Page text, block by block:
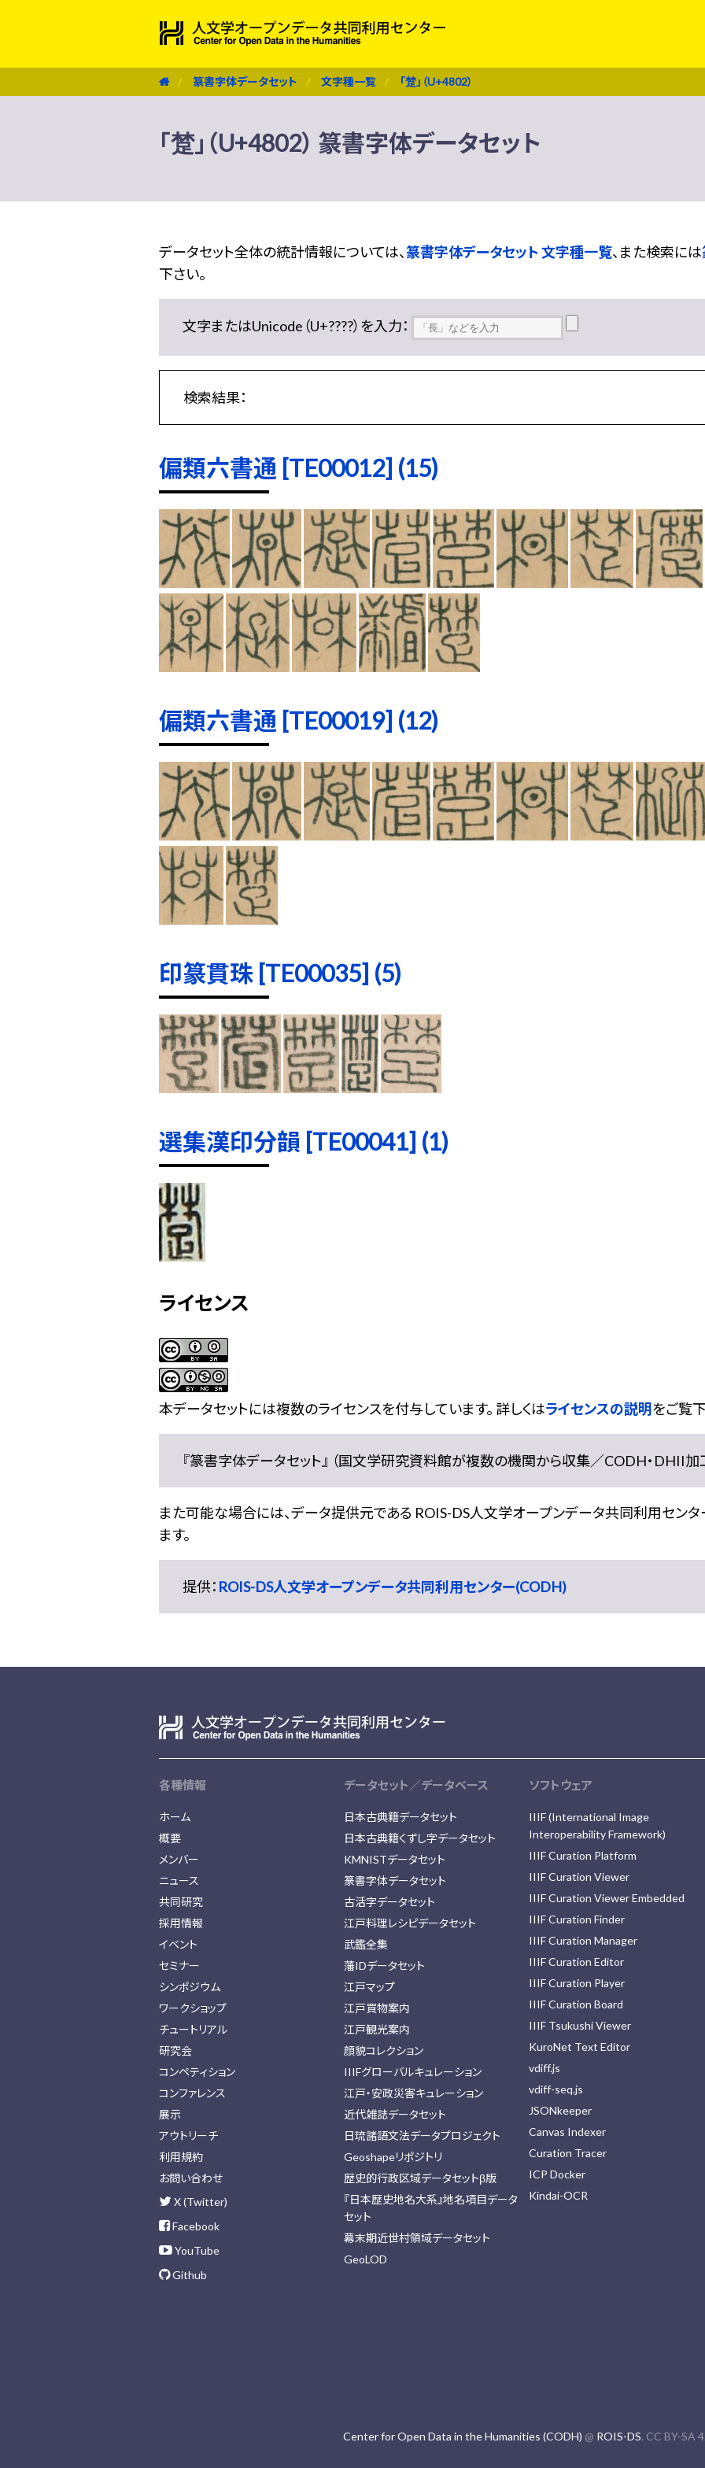
篆書字体データセット 文字種一覧 「䠂」（U+4802）
「䠂」（U+4802） 篆書字体データセット
データセット全体の統計情報については、篆書字体データセット 文字種一覧、また検索には
下さい。
文字またはUnicode（U+????）を入力：
検索結果：
偏類六書通 [TE00012] (15)
偏類六書通 [TE00019] (12)
印篆貫珠 [TE00035] (5)
選集漢印分韻 [TE00041] (1)
ライセンス
本データセットには複数のライセンスを付与しています。 詳しくはライセンスの説明をご覧
『篆書字体データセット』 （国文学研究資料館が複数の機関から収集／CODH・DHII
また可能な場合には、データ提供元である ROIS-DS人文学オープンデータ共同利用セン
ます。
提供： ROIS-DS人文学オープンデータ共同利用センター(CODH)
各種情報
ホーム
概要
メンバー
ニュース
共同研究
採用情報
イベント
セミナー
シンポジウム
ワークショップ
チュートリアル
研究会
コンペティション
コンファレンス
展示
アウトリーチ
利用規約
お問い合わせ
X (Twitter)
Facebook
YouTube
Github
データセット／データベース
日本古典籍データセット
日本古典籍くずし字データセット
KMNISTデータセット
篆書字体データセット
古活字データセット
江戸料理レシピデータセット
武鑑全集
藩IDデータセット
江戸マップ
江戸買物案内
江戸観光案内
顔貌コレクション
IIIFグローバルキュレーション
江戸・安政災害キュレーション
近代雑誌データセット
日琉諸語文法データプロジェクト
Geoshapeリポジトリ
歴史的行政区域データセットβ版
『日本歴史地名大系』地名項目データ
セット
幕末期近世村領域データセット
GeoLOD
ソフトウェア
IIIF (International Image
Interoperability Framework)
IIIF Curation Platform
IIIF Curation Viewer
IIIF Curation Viewer Embedded
IIIF Curation Finder
IIIF Curation Manager
IIIF Curation Editor
IIIF Curation Player
IIIF Curation Board
IIIF Tsukushi Viewer
KuroNet Text Editor
vdiff.js
vdiff-seq.js
JSONkeeper
Canvas Indexer
Curation Tracer
ICP Docker
Kindai-OCR
Center for Open Data in the Humanities (CODH) @ ROIS-DS. CC BY-SA